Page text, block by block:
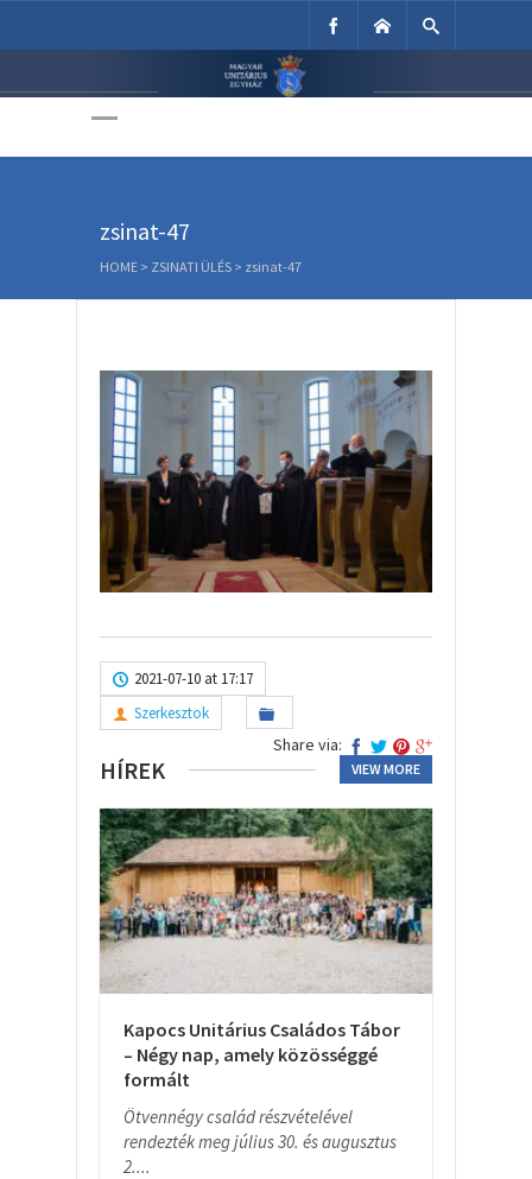
Unitárius Egyház
zsinat-47
HOME > ZSINATI ÜLÉS > zsinat-47
2021-07-10 at 17:17
Szerkesztok
Share via:
HÍREK VIEW MORE
Kapocs Unitárius Családos Tábor
– Négy nap, amely közösséggé
formált
Ötvennégy család részvételével
rendezték meg július 30. és augusztus
2....